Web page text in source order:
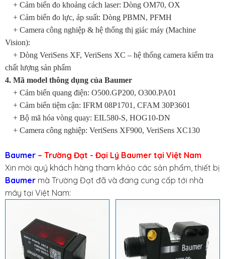
+ Cảm biến đo khoảng cách laser: Dòng OM70, OX
+ Cảm biến đo lực, áp suất: Dòng PBMN, PFMH
+ Camera công nghiệp & hệ thống thị giác máy (Machine
Vision):
+ Dòng VeriSens XF, VeriSens XC – hệ thống camera kiểm tra
chất lượng sản phẩm
4. Mã model thông dụng của Baumer
+ Cảm biến quang điện: O500.GP200, O300.PA01
+ Cảm biến tiệm cận: IFRM 08P1701, CFAM 30P3601
+ Bộ mã hóa vòng quay: EIL580-S, HOG10-DN
+ Camera công nghiệp: VeriSens XF900, VeriSens XC130
Baumer – Trường Đạt - Đại Lý Baumer tại Việt Nam
Xin mời quý khách hàng tham khảo các sản phẩm, thiết bị
Baumer mà Trường Đạt đã và đang cung cấp tới nhà
máy tại Việt Nam: